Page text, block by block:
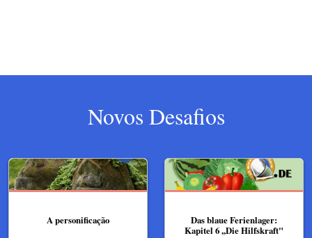
Novos Desafios
A personificação
Das blaue Ferienlager:
Kapitel 6 ,,Die Hilfskraft"